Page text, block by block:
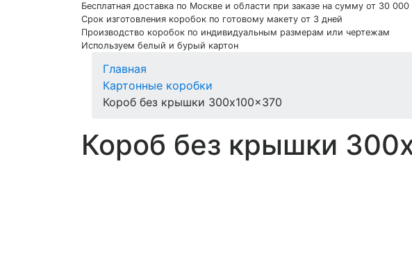
Бесплатная доставка по Москве и области при заказе на сумму от 30 000
Срок изготовления коробок по готовому макету от 3 дней
Производство коробок по индивидуальным размерам или чертежам
Используем белый и бурый картон
Главная
Картонные коробки
Короб без крышки 300x100x370
Короб без крышки